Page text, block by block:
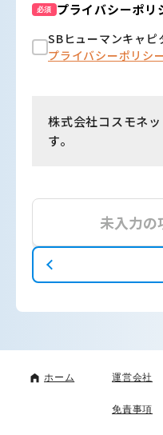
必須 プライバシーポリ
SBヒューマンキャピ
プライバシーポリシ
株式会社コスモネ
す。
未入力の
ホーム 運営会社
免責事項